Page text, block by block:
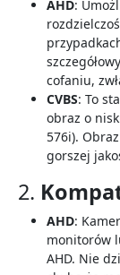
AHD:
cofaniu,
CVBS: To
obraz o
576i).
gorszej
2.
AHD:
monitorów
AHD. Nie